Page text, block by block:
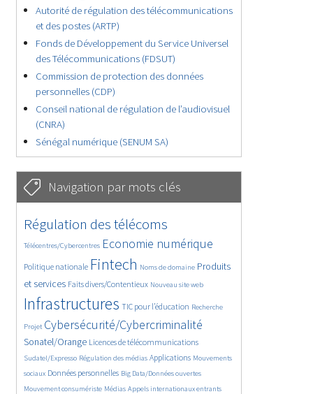
Autorité de régulation des télécommunications
et des postes (ARTP)
Fonds de Développement du Service Universel
des Télécommunications (FDSUT)
Commission de protection des données
personnelles (CDP)
Conseil national de régulation de l’audiovisuel
(CNRA)
Sénégal numérique (SENUM SA)
Navigation par mots clés
4607/5729
Régulation des télécoms
380/5729
Télécentres/Cybercentres
3638/5729 Economie numérique
1890/5729
Politique nationale
5235/5729 Fintech
681/5729
Noms de domaine
2323/5729
Produits
et services
1550/5729 Faits divers/Contentieux
820/5729 Nouveau site web
5729/5729
Infrastructures
1824/5729
TIC pour l’éducation
197/5729
Recherche
244/5729
Projet
3686/5729Cybersécurité/Cybercriminalité
2277/5729
Sonatel/Orange
1632/5729 Licences de télécommunications
301/5729
Sudatel/Expresso
1045/5729 Régulation des médias
1516/5729 Applications
1218/5729
Mouvements
sociaux
1698/5729Données personnelles
146/5729 Big Data/Données ouvertes
619/5729
Mouvement consumériste
364/5729 Médias
649/5729 Appels internationaux entrants
1730/5729